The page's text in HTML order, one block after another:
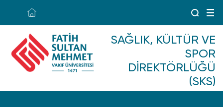
SAĞLIK, KÜLTÜR VE
SPOR
DIREKTÖRLÜĞÜ
(SKS)